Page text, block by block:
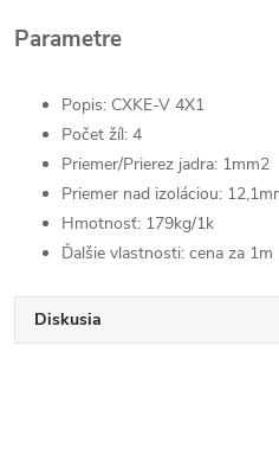
Parametre
Popis: CXKE-V 4X1
Počet žíl: 4
Priemer/Prierez jadra: 1mm2
Priemer nad izoláciou:
Hmotnosť: 179kg/1k
Ďalšie vlastnosti: cena za 1m
Diskusia